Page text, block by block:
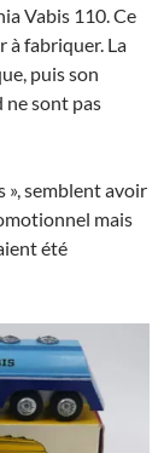
Vabis 110. Ce
à fabriquer. La
puis son
ne sont pas
», semblent avoir
mais
été